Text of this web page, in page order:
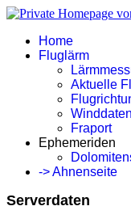
Home
Fluglärm
Aktuelle
Winddaten
Fraport
Ephemeriden
-> Ahnenseite
Serverdaten